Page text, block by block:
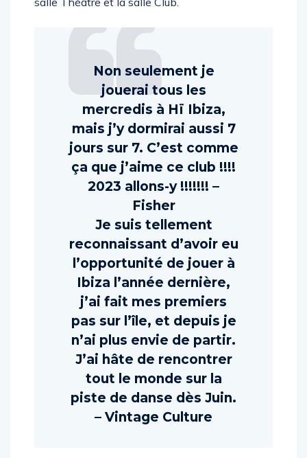
Non seulement je
jouerai tous les
mercredis à Hï Ibiza,
mais j’y dormirai aussi 7
jours sur 7. C’est comme
ça que j’aime ce club !!!!
2023 allons-y !!!!!!! –
Fisher
Je suis tellement
reconnaissant d’avoir eu
l’opportunité de jouer à
Ibiza l’année dernière,
j’ai fait mes premiers
pas sur l’île, et depuis je
n’ai plus envie de partir.
J’ai hâte de rencontrer
tout le monde sur la
piste de danse dès Juin.
– Vintage Culture